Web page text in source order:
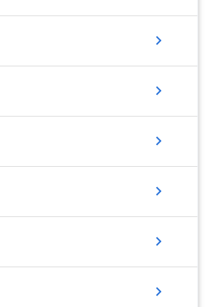
chevron_right
chevron_right
chevron_right
chevron_right
chevron_right
chevron_right